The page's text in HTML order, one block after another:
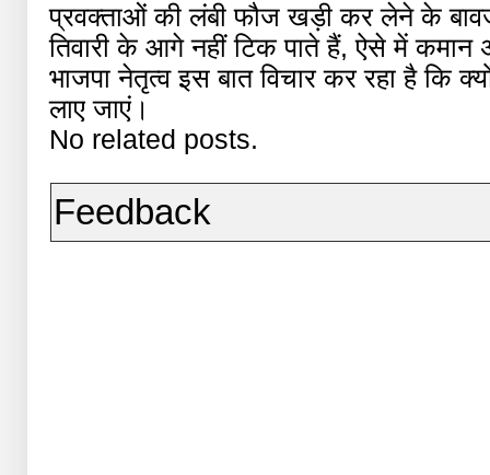
प्रवक्ताओं की लंबी फौज खड़ी कर लेने के
तिवारी के आगे नहीं टिक पाते हैं, ऐसे में
भाजपा नेतृत्व इस बात विचार कर रहा है कि
लाए जाएं।
No related posts.
Feedback